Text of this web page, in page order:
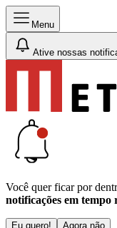
Menu
Ative nossas
Você quer ficar por
notificações em tempo
Eu quero! Agora não